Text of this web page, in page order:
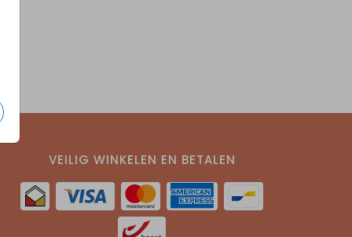
VEILIG WINKELEN EN BETALEN